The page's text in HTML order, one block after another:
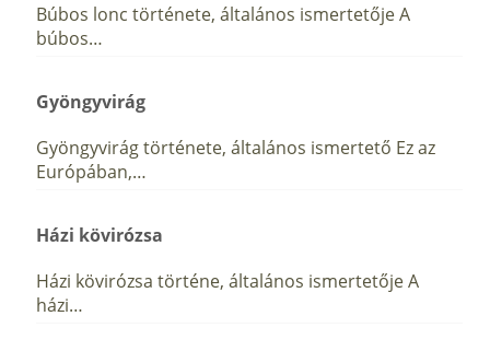
Búbos lonc története, általános ismertetője A
búbos…
Gyöngyvirág
Gyöngyvirág története, általános ismertető Ez az
Európában,…
Házi kövirózsa
Házi kövirózsa történe, általános ismertetője A
házi…